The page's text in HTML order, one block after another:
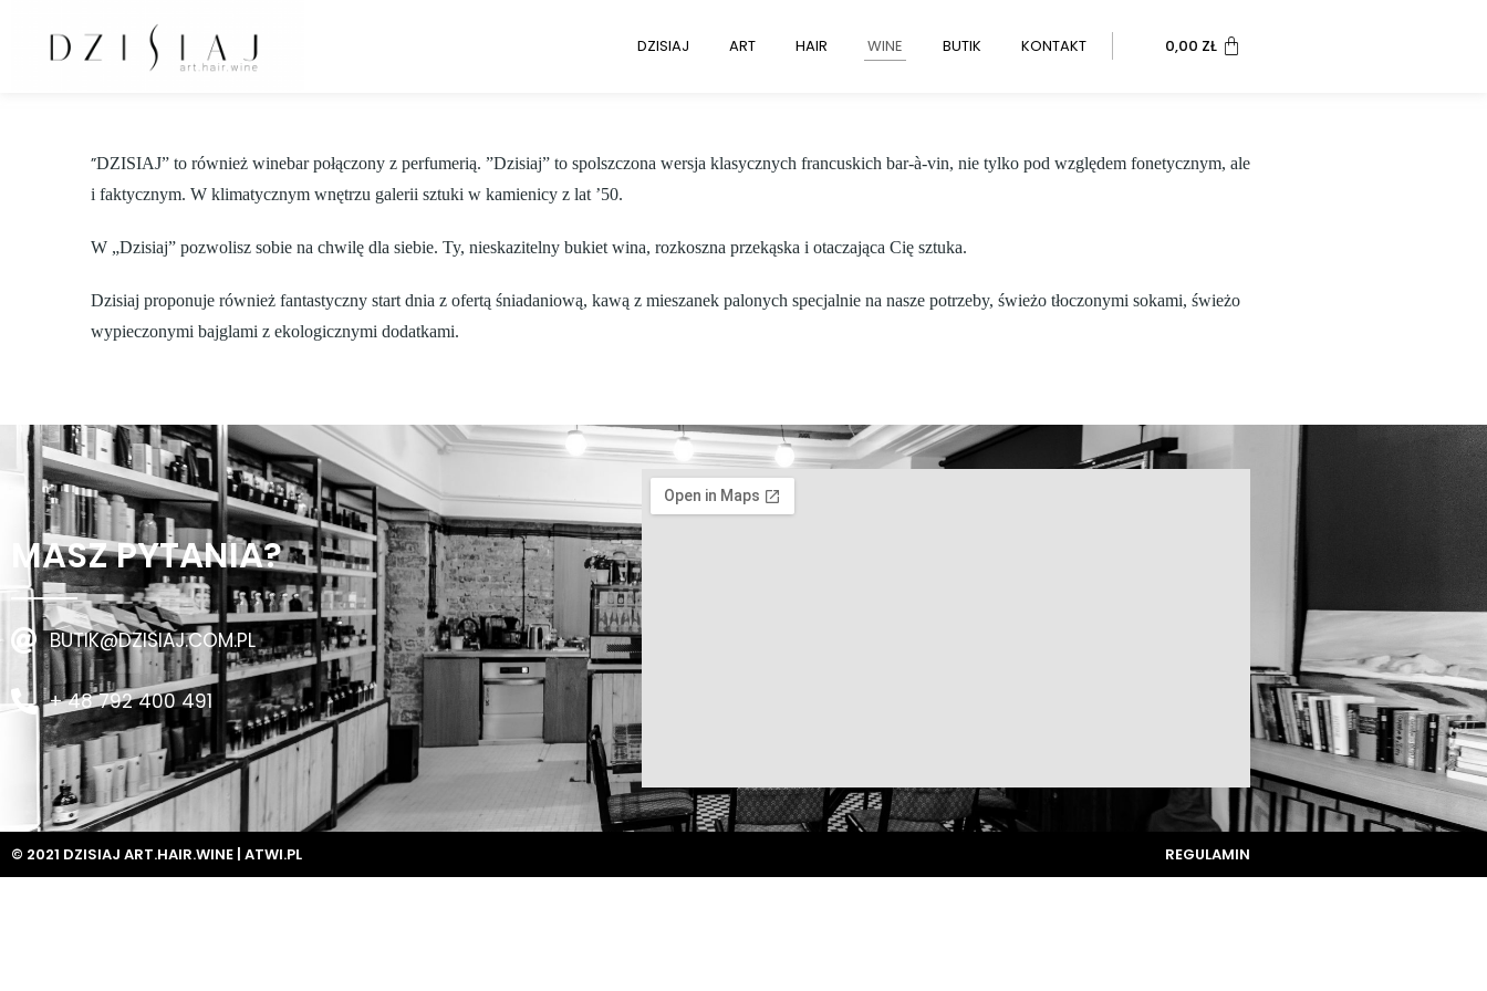
DZISIAJ ART HAIR WINE BUTIK KONTAKT 0,00 ZŁ
”DZISIAJ” to również winebar połączony z perfumerią. ”Dzisiaj” to spolszczona wersja klasycznych francuskich bar-à-vin, nie tylko pod względem fonetycznym, ale
i faktycznym. W klimatycznym wnętrzu galerii sztuki w kamienicy z lat ’50.
W „Dzisiaj” pozwolisz sobie na chwilę dla siebie. Ty, nieskazitelny bukiet wina, rozkoszna przekąska i otaczająca Cię sztuka.
Dzisiaj proponuje również fantastyczny start dnia z ofertą śniadaniową, kawą z mieszanek palonych specjalnie na nasze potrzeby, świeżo tłoczonymi sokami, świeżo
wypieczonymi bajglami z ekologicznymi dodatkami.
MASZ PYTANIA?
BUTIK@DZISIAJ.COM.PL
+ 48 792 400 491
© 2021 DZISIAJ ART.HAIR.WINE | ATWI.PL REGULAMIN